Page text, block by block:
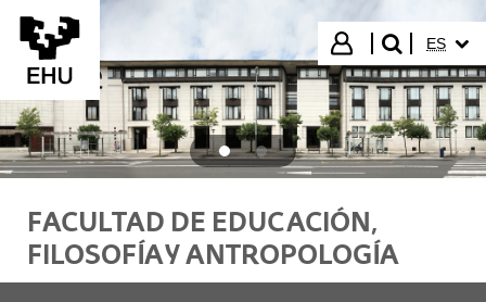
Saltar al contenido principal
Iniciar sesión
buscar"
ES
FACULTAD DE EDUCACIÓN,
FILOSOFÍA Y ANTROPOLOGÍA